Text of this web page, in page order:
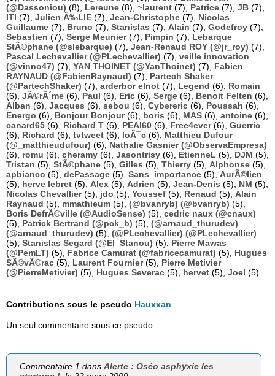
(@Dassoniou) (8), Lereune (8), ~laurent (7), Patrice (7), JB (7),
ITI (7), Julien Ã‰LIE (7), Jean-Christophe (7), Nicolas
Guillaume (7), Bruno (7), Stanislas (7), Alain (7), Godefroy (7),
Sebastien (7), Serge Meunier(7), Pimpin (7), Lebarque
StÃ©phane (@slebarque) (7), Jean-Renaud ROY (@jr_roy) (7),
Pascal Lechevallier (@PLechevallier) (7), veille innovation
(@vinno47) (7), YAN THOINET (@YanThoinet) (7), Fabien
RAYNAUD (@FabienRaynaud) (7), Partech Shaker
(@PartechShaker) (7), arderbor elnot (7), Legend (6), Romain
(6), JÃ©rÃ´me (6), Paul (6), Eric (6), Serge (6), Benoit Felten (6),
Alban (6), Jacques (6), sebou (6), Cybereric (6), Poussah (6),
Energo (6), Bonjour Bonjour(6), boris (6), MAS (6), antoine (6),
canard65 (6), Richard T (6), PEAI60 (6), Free4ever(6), Guerric
(6), Richard (6), tvtweet (6), loÃ¯c (6), Matthieu Dufour
(@_matthieudufour) (6), Nathalie Gasnier (@ObservaEmpresa)
(6), romu (6), cheramy (6), Jasontrisy (6), EtienneL (5), DJM (5),
Tristan (5), StÃ©phane (5), Gilles (5), Thierry (5), Alphonse (5),
apbianco (5), dePassage (5), Sans_importance (5), AurÃ©lien
(5), herve lebret (5), Alex (5), Adrien (5), Jean-Denis (5), NM (5),
Nicolas Chevallier(5), jdo (5), Youssef (5), Renaud (5), Alain
Raynaud (5), mmathieum (5), (@bvanryb) (@bvanryb) (5),
Boris DefrÃ©ville (@AudioSense) (5), cedric naux (@cnaux)
(5), Patrick Bertrand (@pck_b) (5), (@arnaud_thurudev)
(@arnaud_thurudev) (5), (@PLechevallier) (@PLechevallier)
(5), Stanislas Segard (@El_Stanou) (5), Pierre Mawas
(@PemLT) (5), Fabrice Camurat (@fabricecamurat) (5), Hugues
SÃ©vÃ©rac (5), Laurent Fournier(5), Pierre Metivier
(@PierreMetivier) (5), Hugues Severac (5), hervet (5), Joel (5)
Contributions sous le pseudo Hauxxan
Un seul commentaire sous ce pseudo.
Commentaire 1 dansAlerte : Oséo asphyxie les